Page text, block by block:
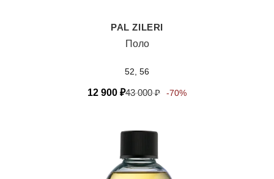
PAL ZILERI
Поло
52, 56
12 900 ₽43 000₽ -70%